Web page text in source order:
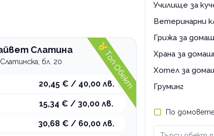
Слатина
бл. 20
20,45 € / 40,00 лв.
15,34 € / 30,00 лв.
30,68 € / 60,00 лв.
Топ Обект
Училище за
Ветеринарни
Грижа за
Храна за
Хотел за
Груминг
По